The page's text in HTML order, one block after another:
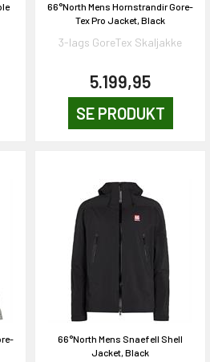
66°North Mens Hornstrandir Gore-
Tex Pro Jacket, Black
3-lags GoreTex Skaljakke
5.199,95
SE PRODUKT
66°North Mens Snaefell Shell
Jacket, Black